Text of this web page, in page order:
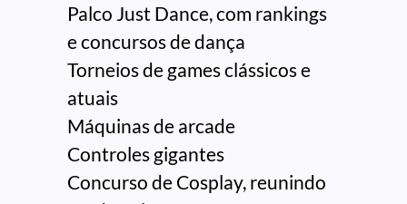
Palco Just Dance, com rankings
e concursos de dança
Torneios de games clássicos e
atuais
Máquinas de arcade
Controles gigantes
Concurso de Cosplay, reunindo